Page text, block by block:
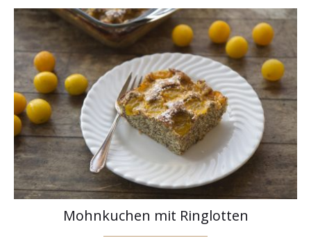
Mohnkuchen mit Ringlotten